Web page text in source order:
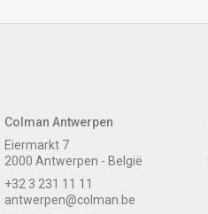
Colman Antwerpen
Eiermarkt 7
2000 Antwerpen - België
+32 3 231 11 11
antwerpen@colman.be